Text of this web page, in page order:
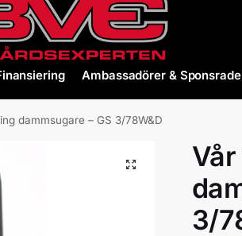
Ambassadörer &
dammsugare – GS 3/78W&D
3/